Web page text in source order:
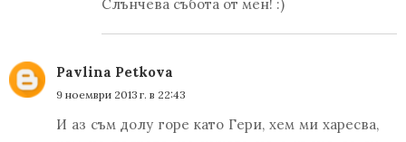
Слънчева събота от мен! :)
Pavlina Petkova
9 ноември 2013 г. в 22:43
И аз съм долу горе като Гери, хем ми харесва,